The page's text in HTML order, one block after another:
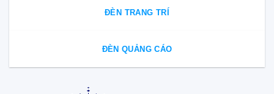
ĐÈN TRANG TRÍ
ĐÈN QUẢNG CÁO